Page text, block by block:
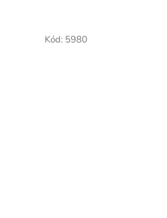
Kód: 5980